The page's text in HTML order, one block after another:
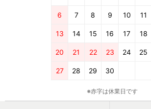
6 7 8 9 10 11
13 14 15 16 17 18
20 21 22 23 24 25
27 28 29 30
※赤字は休業日です